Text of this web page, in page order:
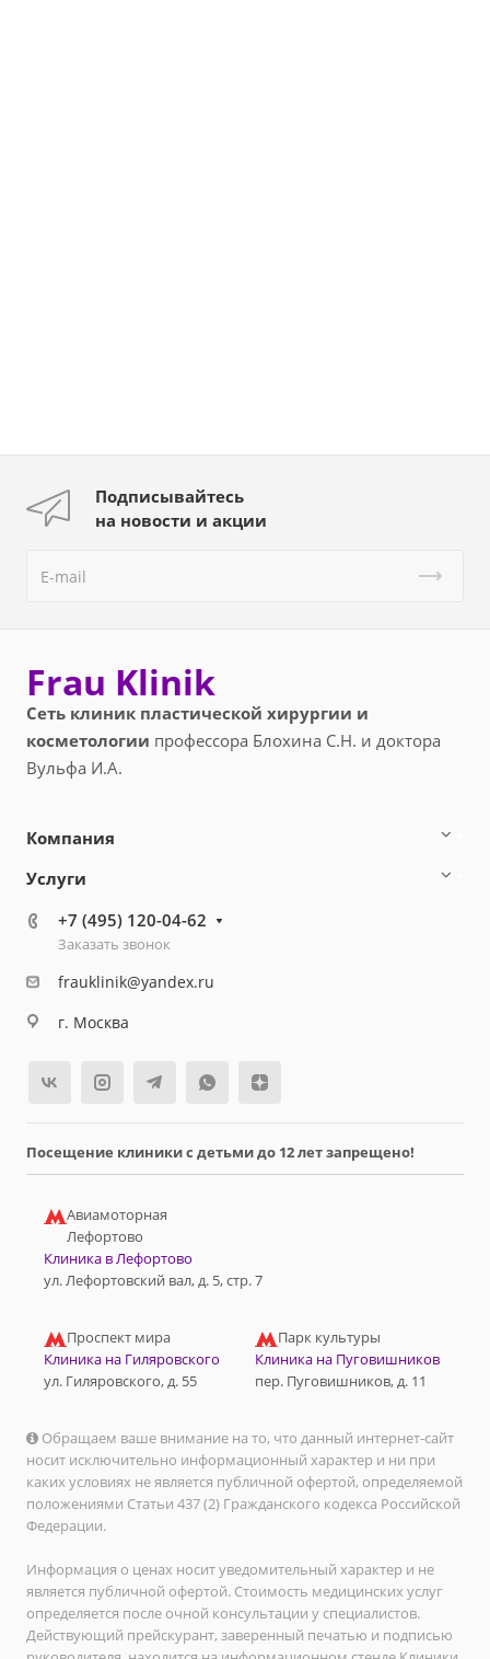
Подписывайтесь
на новости и акции
Frau Klinik
Сеть клиник пластической хирургии и
косметологии профессора Блохина С.Н. и доктора
Вульфа И.А.
Компания
Услуги
+7 (495) 120-04-62
Заказать звонок
frauklinik@yandex.ru
г. Москва
Посещение клиники с детьми до 12 лет запрещено!
Авиамоторная
Лефортово
Клиника в Лефортово
ул. Лефортовский вал, д. 5, стр. 7
Проспект мира
Клиника на Гиляровского
ул. Гиляровского, д. 55
Парк культуры
Клиника на Пуговишников
пер. Пуговишников, д. 11
Обращаем ваше внимание на то, что данный интернет-сайт
носит исключительно информационный характер и ни при
каких условиях не является публичной офертой, определяемой
положениями Статьи 437 (2) Гражданского кодекса Российской
Федерации.
Информация о ценах носит уведомительный характер и не
является публичной офертой. Стоимость медицинских услуг
определяется после очной консультации у специалистов.
Действующий прейскурант, заверенный печатью и подписью